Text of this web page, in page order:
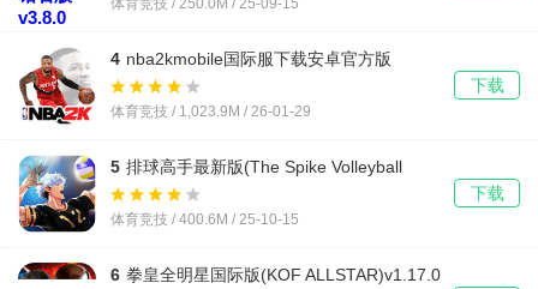
4 nba2kmobile国际服下载安卓官方版
vv9.1.10460209 官方正版
体育竞技 / 1,023.9M / 26-01-29
下载
5 排球高手最新版(The Spike Volleyball
battle)v6.3.313
体育竞技 / 400.6M / 25-10-15
下载
6 拳皇全明星国际版(KOF ALLSTAR)v1.17.0